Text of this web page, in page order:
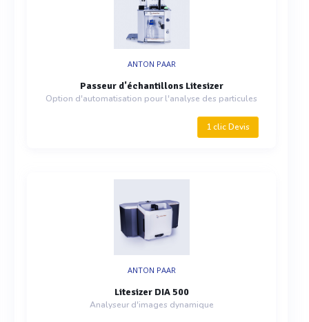
ANTON PAAR
Passeur d'échantillons Litesizer
Option d'automatisation pour l'analyse des particules
1 clic Devis
ANTON PAAR
Litesizer DIA 500
Analyseur d'images dynamique